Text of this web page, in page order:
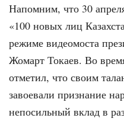
Напомним, что 30
«100 новых лиц
режиме видеомоста
Жомарт Токаев. Во
отметил, что своим
завоевали признание
непосильный вклад в